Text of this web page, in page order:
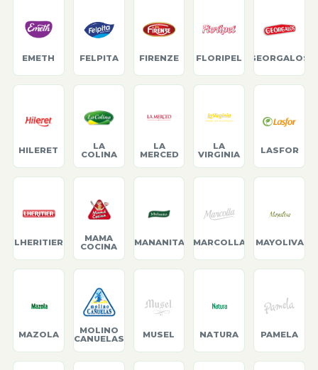
EMETH FELPITA FIRENZE FLORIPEL GEORGALOS
HILERET
LA
COLINA
LA
MERCED
LA
VIRGINIA
LASFOR
LHERITIER
MAMA
COCINA
MANANITA MARCOLLA MAYOLIVA
MAZOLA
MOLINO
CANUELAS
MUSEL NATURA PAMELA